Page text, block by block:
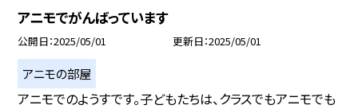
アニモでがんばっています
公開日 2025/05/01 更新日 2025/05/01
アニモの部屋
アニモでのようすです。子どもたちは、クラスでもアニモでも